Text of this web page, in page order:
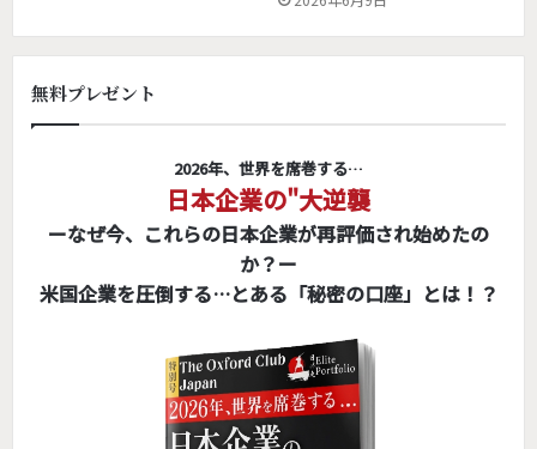
無料プレゼント
2026年、世界を席巻する…
日本企業の"大逆襲
ーなぜ今、これらの日本企業が再評価され始めたの
か？ー
米国企業を圧倒する…とある「秘密の口座」とは！？